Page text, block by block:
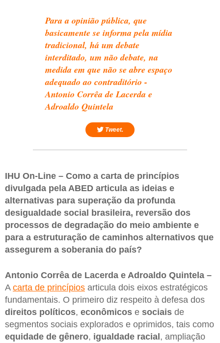
Para a opinião pública, que
basicamente se informa pela mídia
tradicional, há um debate
interditado, um não debate, na
medida em que não se abre espaço
adequado ao contraditório -
Antonio Corrêa de Lacerda e
Adroaldo Quintela
Tweet.
IHU On-Line – Como a carta de princípios
divulgada pela ABED articula as ideias e
alternativas para superação da profunda
desigualdade social brasileira, reversão dos
processos de degradação do meio ambiente e
para a estruturação de caminhos alternativos que
assegurem a soberania do país?
Antonio Corrêa de Lacerda e Adroaldo Quintela –
A carta de princípios articula dois eixos estratégicos
fundamentais. O primeiro diz respeito à defesa dos
direitos políticos, econômicos e sociais de
segmentos sociais explorados e oprimidos, tais como
equidade de gênero, igualdade racial, ampliação